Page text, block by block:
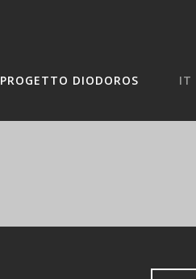
PROGETTO DIODOROS IT